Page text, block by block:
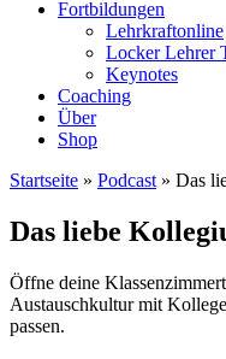
Fortbildungen
Lehrkraftonline
Locker Lehrer
Keynotes
Coaching
Über
Shop
Startseite » Podcast » Das
Das liebe
Öffne deine
Austauschkultur mit
passen.